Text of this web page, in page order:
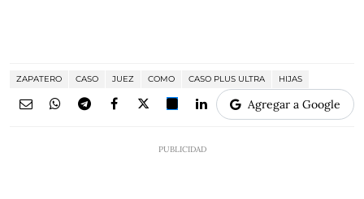
ZAPATERO CASO JUEZ COMO CASO PLUS ULTRA HIJAS
Agregar a Google